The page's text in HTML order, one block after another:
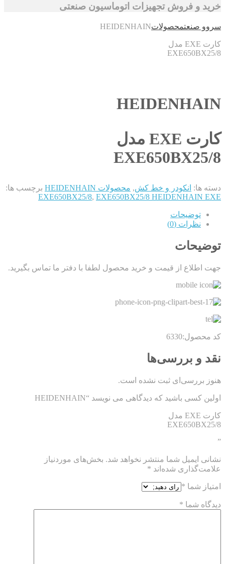
خرید و فروش تجهیزات اتوماسیون صنعتی
سروو صنعتمحصولاتHEIDENHAIN
کارت EXE مدل
EXE650BX25/8
HEIDENHAIN
کارت EXE مدل
EXE650BX25/8
دسته ها: انکودر و خط کش, محصولات HEIDENHAIN
برچسب ها:
EXE650BX25/8, EXE650BX25/8 HEIDENHAIN EXE
توضیحات
نظرات (0)
توضیحات
جهت اطلاع از قیمت و خرید محصول لطفا با دفتر ما تماس بگیرید.
کد محصول:6330
نقد و بررسی‌ها
هنوز بررسی‌ای ثبت نشده است.
اولین کسی باشید که دیدگاهی می نویسد “HEIDENHAIN
کارت EXE مدل
EXE650BX25/8
”
نشانی ایمیل شما منتشر نخواهد شد. بخش‌های موردنیاز
علامت‌گذاری شده‌اند *
امتیاز شما *
دیدگاه شما *